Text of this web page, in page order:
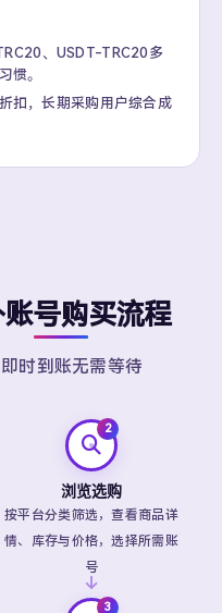
、USDT-TRC20多
惯。
扣，长期采购用户综合成
号购买流程
时到账无需等待
浏览选购
按平台分类筛选，查看商品详
情、库存与价格，选择所需账
号